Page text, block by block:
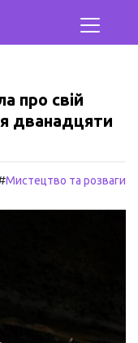
про свій
дванадцяти
Мистецтво та розваги